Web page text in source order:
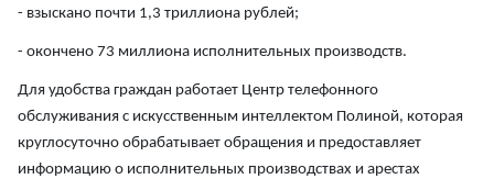
- взыскано почти 1,3 триллиона рублей;
- окончено 73 миллиона исполнительных производств.
Для удобства граждан работает Центр телефонного
обслуживания с искусственным интеллектом Полиной, которая
круглосуточно обрабатывает обращения и предоставляет
информацию о исполнительных производствах и арестах